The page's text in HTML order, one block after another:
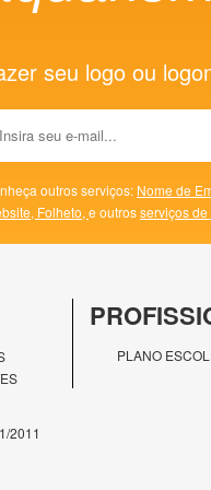
seu logo ou
outros serviços: Nome de
Folheto, e outrosserviços
PLANO
2011